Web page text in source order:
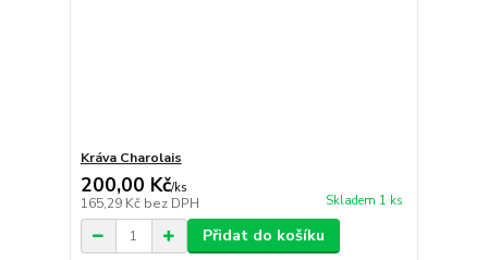
Kráva Charolais
200,00 Kč/ks
165,29 Kč bez DPH Skladem 1 ks
Přidat do košíku